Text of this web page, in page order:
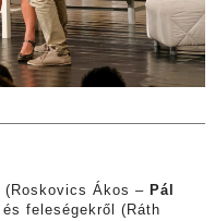
(Roskovics Ákos – Pál
és feleségekről (Ráth